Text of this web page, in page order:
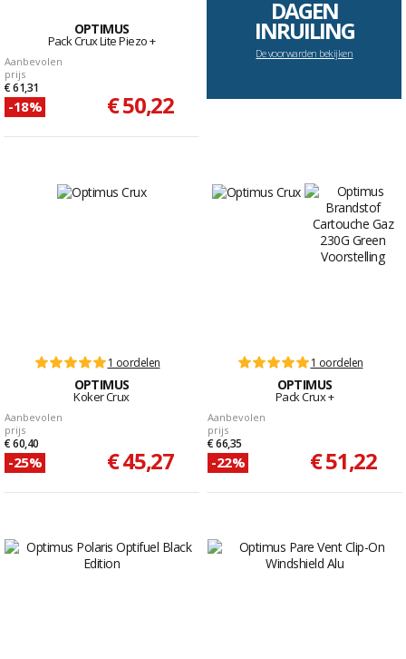
OPTIMUS
Pack Crux Lite Piezo +
Aanbevolen
prijs
€ 61,31
-18% € 50,22
DAGEN
INRUILING
De voorwarden bekijken
1 oordelen
OPTIMUS
Koker Crux
Aanbevolen
prijs
€ 60,40
-25% € 45,27
1 oordelen
OPTIMUS
Pack Crux +
Aanbevolen
prijs
€ 66,35
-22% € 51,22